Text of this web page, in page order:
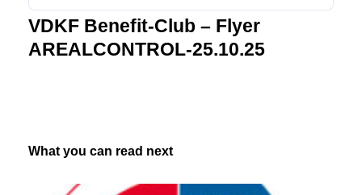
VDKF Benefit-Club – Flyer
AREALCONTROL-25.10.25
What you can read next